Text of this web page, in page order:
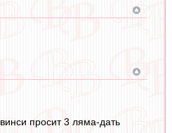
просит 3 ляма-дать